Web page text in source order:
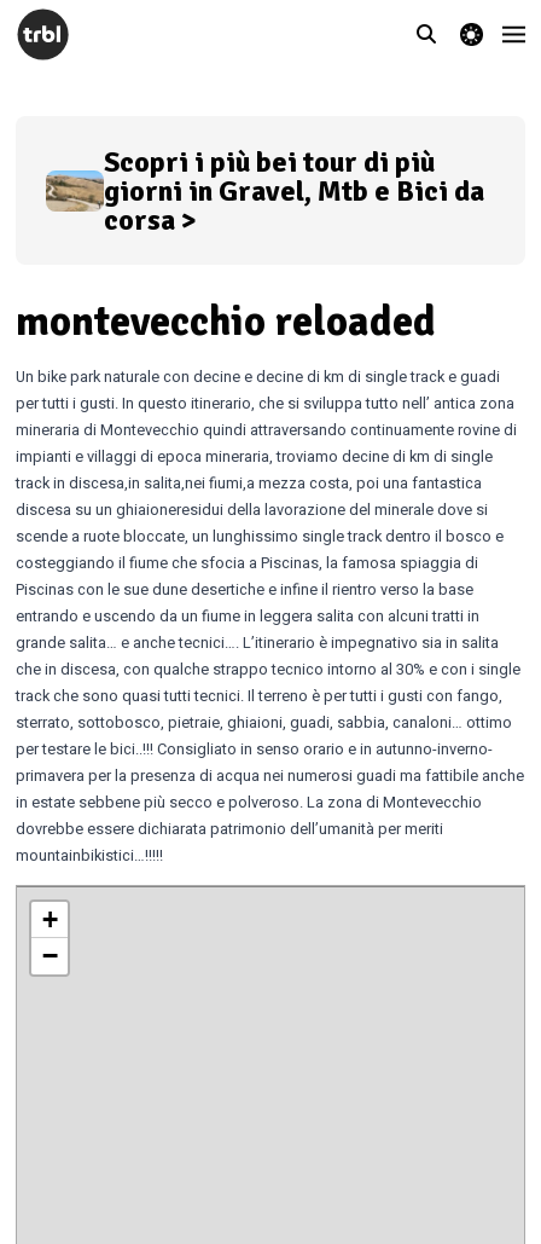
theme switcher
Scopri i più bei tour di più
giorni in Gravel, Mtb e Bici da
corsa >
montevecchio reloaded
Un bike park naturale con decine e decine di km di single track e guadi
per tutti i gusti. In questo itinerario, che si sviluppa tutto nell’ antica zona
mineraria di Montevecchio quindi attraversando continuamente rovine di
impianti e villaggi di epoca mineraria, troviamo decine di km di single
track in discesa,in salita,nei fiumi,a mezza costa, poi una fantastica
discesa su un ghiaioneresidui della lavorazione del minerale dove si
scende a ruote bloccate, un lunghissimo single track dentro il bosco e
costeggiando il fiume che sfocia a Piscinas, la famosa spiaggia di
Piscinas con le sue dune desertiche e infine il rientro verso la base
entrando e uscendo da un fiume in leggera salita con alcuni tratti in
grande salita… e anche tecnici…. L’itinerario è impegnativo sia in salita
che in discesa, con qualche strappo tecnico intorno al 30% e con i single
track che sono quasi tutti tecnici. Il terreno è per tutti i gusti con fango,
sterrato, sottobosco, pietraie, ghiaioni, guadi, sabbia, canaloni… ottimo
per testare le bici..!!! Consigliato in senso orario e in autunno-inverno-
primavera per la presenza di acqua nei numerosi guadi ma fattibile anche
in estate sebbene più secco e polveroso. La zona di Montevecchio
dovrebbe essere dichiarata patrimonio dell’umanità per meriti
mountainbikistici…!!!!!
+
−